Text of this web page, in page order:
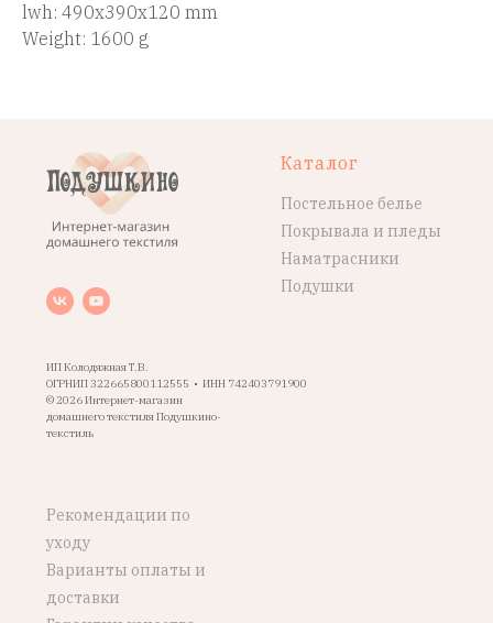
lwh: 490x390x120 mm
Weight: 1600 g
ИП Колодяжная Т.В.
ОГРНИП 322665800112555 • ИНН 742403791900
© 2026 Интернет-магазин
домашнего текстиля Подушкино-
текстиль
Каталог
Постельное белье
Покрывала и пледы
Наматрасники
Подушки
Рекомендации по
уходу
Варианты оплаты и
доставки